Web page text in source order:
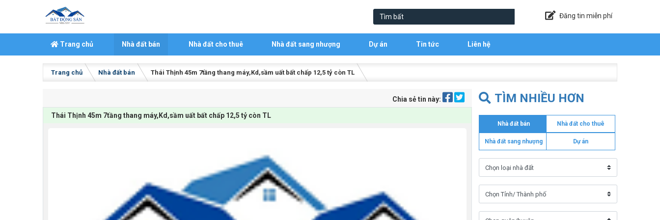
Đăng tin miễn phí
Trang chủ Nhà đất bán Nhà đất cho thuê Nhà đất sang nhượng Dự án Tin tức Liên hệ
Trang chủ Nhà đất bán Thái Thịnh 45m 7tầng thang máy,Kd,sầm uất bất chấp 12,5 tỷ còn TL
Chia sẻ tin này:
Thái Thịnh 45m 7tầng thang máy,Kd,sầm uất bất chấp 12,5 tỷ còn TL
TÌM NHIỀU HƠN
Nhà đất bán Nhà đất cho thuê
Nhà đất sang nhượng Dự án